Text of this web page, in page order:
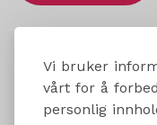
Vi bruker
vårt for å
personlig